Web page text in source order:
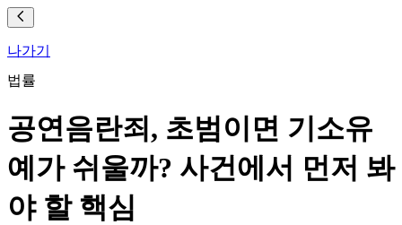
나가기
법률
공연음란죄, 초범이면 기소유
예가 쉬울까? 사건에서 먼저 봐
야 할 핵심